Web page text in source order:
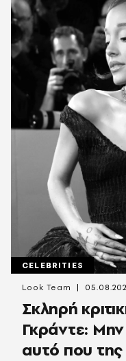
CELEBRITIES
Σκληρή
Γκράντε: Μην
αυτό που της
Look Team